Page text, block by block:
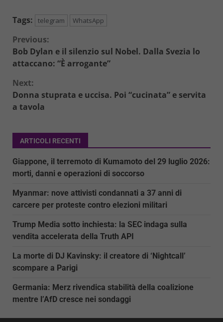
Tags: telegram WhatsApp
Continue
Reading
Previous:
Bob Dylan e il silenzio sul Nobel. Dalla Svezia lo
attaccano: “È arrogante”
Next:
Donna stuprata e uccisa. Poi “cucinata” e servita
a tavola
ARTICOLI RECENTI
Giappone, il terremoto di Kumamoto del 29 luglio 2026:
morti, danni e operazioni di soccorso
Myanmar: nove attivisti condannati a 37 anni di
carcere per proteste contro elezioni militari
Trump Media sotto inchiesta: la SEC indaga sulla
vendita accelerata della Truth API
La morte di DJ Kavinsky: il creatore di ‘Nightcall’
scompare a Parigi
Germania: Merz rivendica stabilità della coalizione
mentre l’AfD cresce nei sondaggi